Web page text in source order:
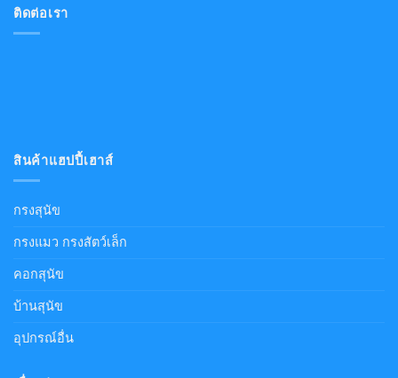
ติดต่อเรา
สินค้าแฮปปี้เฮาส์
กรงสุนัข
กรงแมว กรงสัตว์เล็ก
คอกสุนัข
บ้านสุนัข
อุปกรณ์อื่น